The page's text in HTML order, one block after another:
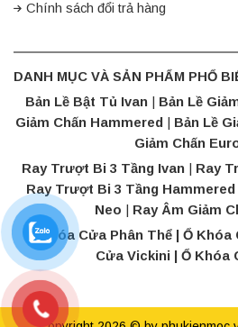
Chính sách đổi trả hàng
DANH MỤC VÀ SẢN PHẨM PHỔ
Bản Lề Bật Tủ Ivan
Bản Lề
Giảm Chấn Hammered
Bản Lề
Giảm Chấn
Ray Trượt Bi 3 Tầng Ivan
Ray
Ray Trượt Bi 3 Tầng Hammered
Neo
Ray Âm Giảm
Ổ Khóa Cửa Phân Thể | Ổ Khóa
Cửa Vickini
Ổ Khóa